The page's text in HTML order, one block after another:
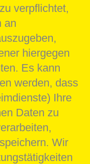
verpflichtet,
an
hiergegen
Es kann
werden, dass
Ihre
Daten zu
Wir